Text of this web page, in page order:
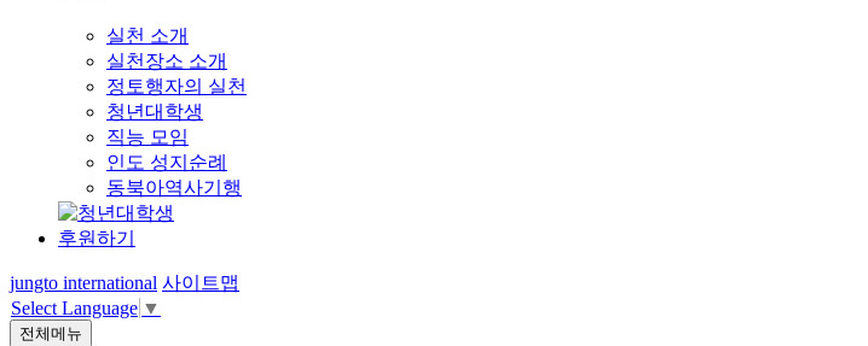
실천 소개
실천장소 소개
정토행자의 실천
청년대학생
직능 모임
인도 성지순례
동북아역사기행
후원하기
jungto international 사이트맵
Select Language ▼
전체메뉴